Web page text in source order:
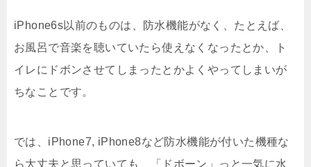
iPhone6s以前のものは、防水機能がなく、たとえば、
お風呂で音楽を聴いていたら使えなくなったとか、ト
イレにドボンさせてしまったとかよくやってしまいが
ちなことです。
では、iPhone7, iPhone8など防水機能が付いた機種な
ら大丈夫と思っていても、「ドボーン」っと一気に水